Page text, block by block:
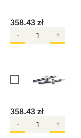
358.43 zł
- +
358.43 zł
- +